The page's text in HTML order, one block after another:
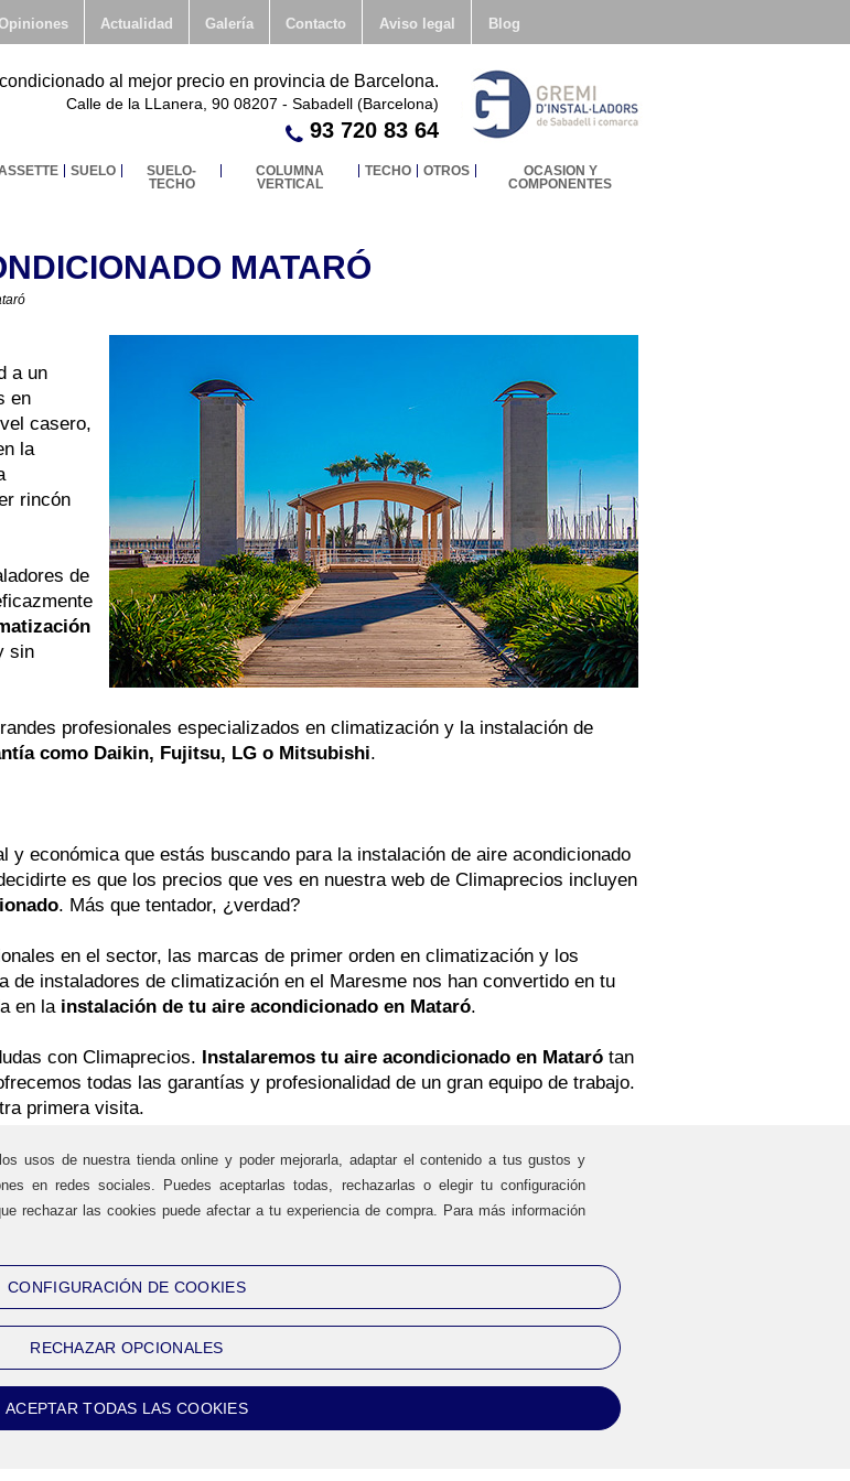
Actualidad Galería Contacto Aviso legal Blog
al mejor precio en provincia de Barcelona.
Calle de la LLanera, 90 08207 - Sabadell (Barcelona)
93 720 83 64
SUELO
SUELO-
TECHO
COLUMNA
VERTICAL
TECHO OTROS
OCASION Y
COMPONENTES
MATARÓ
a un
en
casero,
la
rincón
de
sin
profesionales especializados en climatización y la instalación de
como Daikin, Fujitsu, LG o Mitsubishi.
económica que estás buscando para la instalación de aire acondicionado
es que los precios que ves en nuestra web de Climaprecios incluyen
. Más que tentador, ¿verdad?
en el sector, las marcas de primer orden en climatización y los
instaladores de climatización en el Maresme nos han convertido en tu
en la instalación de tu aire acondicionado en Mataró.
con Climaprecios. Instalaremos tu aire acondicionado en Mataró tan
todas las garantías y profesionalidad de un gran equipo de trabajo.
primera visita.
HORARIO
De Lunes a Virenes
8:30h a 20:30h
CONTACTO
Mail:clientes@climaprecios.com
usos de nuestra tienda online y poder mejorarla, adaptar el contenido a tus gustos y
en redes sociales. Puedes aceptarlas todas, rechazarlas o elegir tu configuración
rechazar las cookies puede afectar a tu experiencia de compra. Para más información
CONFIGURACIÓN DE COOKIES
RECHAZAR OPCIONALES
ACEPTAR TODAS LAS COOKIES